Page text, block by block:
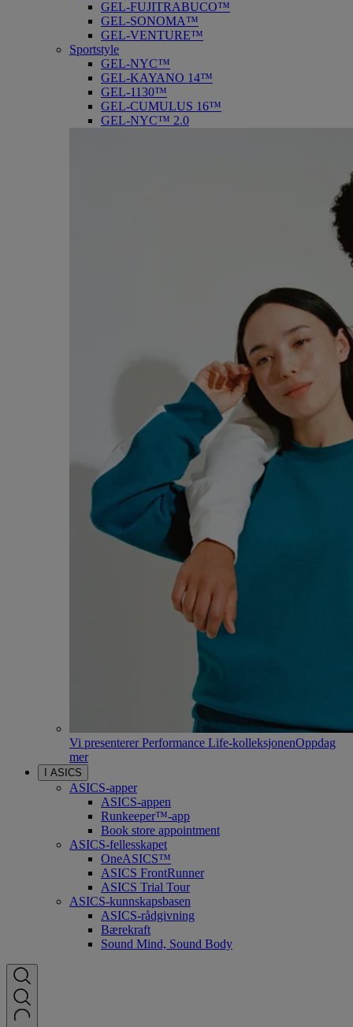
GEL-FUJITRABUCO™
GEL-SONOMA™
GEL-VENTURE™
Sportstyle
GEL-NYC™
GEL-KAYANO 14™
GEL-1130™
GEL-CUMULUS 16™
GEL-NYC™ 2.0
Vi presenterer Performance Life-kolleksjonenOppdag
mer
I ASICS
ASICS-apper
ASICS-appen
Runkeeper™-app
Book store appointment
ASICS-fellesskapet
OneASICS™
ASICS FrontRunner
ASICS Trial Tour
ASICS-kunnskapsbasen
ASICS-rådgivning
Bærekraft
Sound Mind, Sound Body